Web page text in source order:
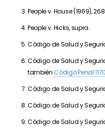
People v. House (1969),
People v. Hicks, supra.
Código de Salud y
Código de Salud y
también Código Penal
Código de Salud y
Código de Salud y
Código de Salud y